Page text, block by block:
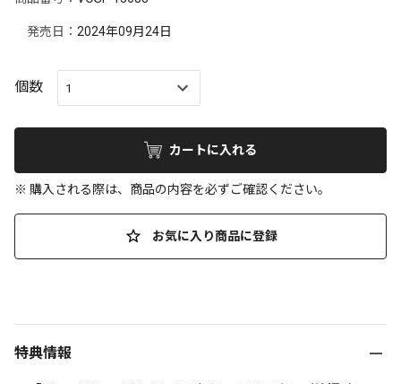
発売日： 2024年09月24日
個数
カートに入れる
※ 購入される際は、商品の内容を必ずご確認ください。
お気に入り商品に登録
特典情報